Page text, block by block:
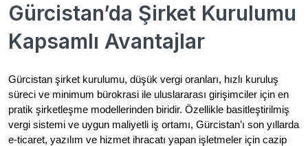
Gürcistan’da Şirket Kurulumu
Kapsamlı Avantajlar
Gürcistan şirket kurulumu, düşük vergi oranları, hızlı kuruluş
süreci ve minimum bürokrasi ile uluslararası girişimciler için en
pratik şirketleşme modellerinden biridir. Özellikle basitleştirilmiş
vergi sistemi ve uygun maliyetli iş ortamı, Gürcistan’ı son yıllarda
e-ticaret, yazılım ve hizmet ihracatı yapan işletmeler için cazip